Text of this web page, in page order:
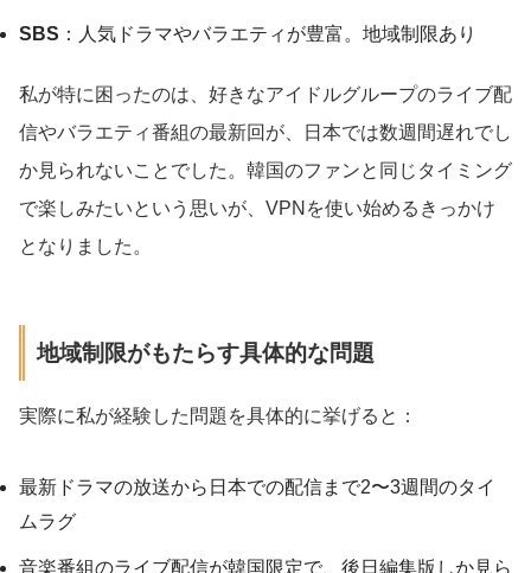
SBS ：人気ドラマやバラエティが豊富。地域制限あり
私が特に困ったのは、好きなアイドルグループのライブ配
信やバラエティ番組の最新回が、日本では数週間遅れでし
か見られないことでした。韓国のファンと同じタイミング
で楽しみたいという思いが、VPNを使い始めるきっかけ
となりました。
地域制限がもたらす具体的な問題
実際に私が経験した問題を具体的に挙げると：
最新ドラマの放送から日本での配信まで2〜3週間のタイ
ムラグ
音楽番組のライブ配信が韓国限定で、後日編集版しか見ら